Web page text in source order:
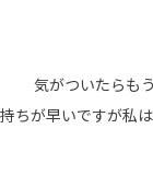
気がついたらも
ちが早いですが私